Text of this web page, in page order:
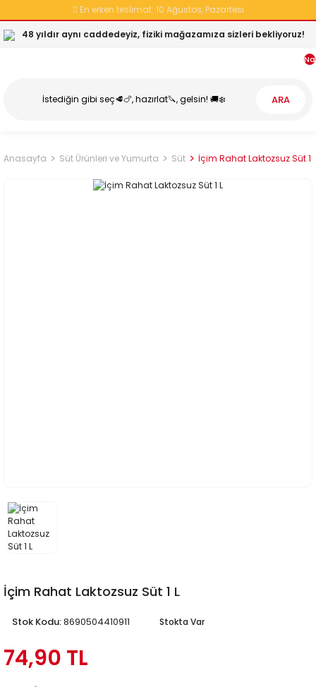
En erken teslimat: 10 Ağustos, Pazartesi
48 yıldır aynı caddedeyiz, fiziki mağazamıza sizleri bekliyoruz!
ARA
Anasayfa Süt Ürünleri ve Yumurta Süt İçim Rahat Laktozsuz Süt 1 L
İçim Rahat Laktozsuz Süt 1 L
Stok Kodu:8690504410911 Stokta Var
74,90 TL